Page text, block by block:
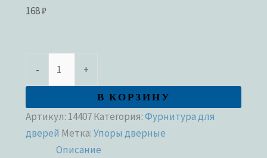
168₽
- +
В КОРЗИНУ
Артикул: 14407Категория:Фурнитура для
дверей Метка:Упоры дверные
Описание